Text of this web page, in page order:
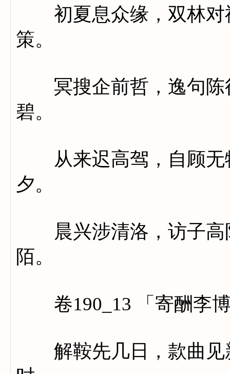
初夏息众缘，双林对
策。
冥搜企前哲，逸句陈
碧。
从来迟高驾，自顾无
夕。
晨兴涉清洛，访子高
陌。
卷190_13 「寄酬李博
解鞍先几日，款曲见